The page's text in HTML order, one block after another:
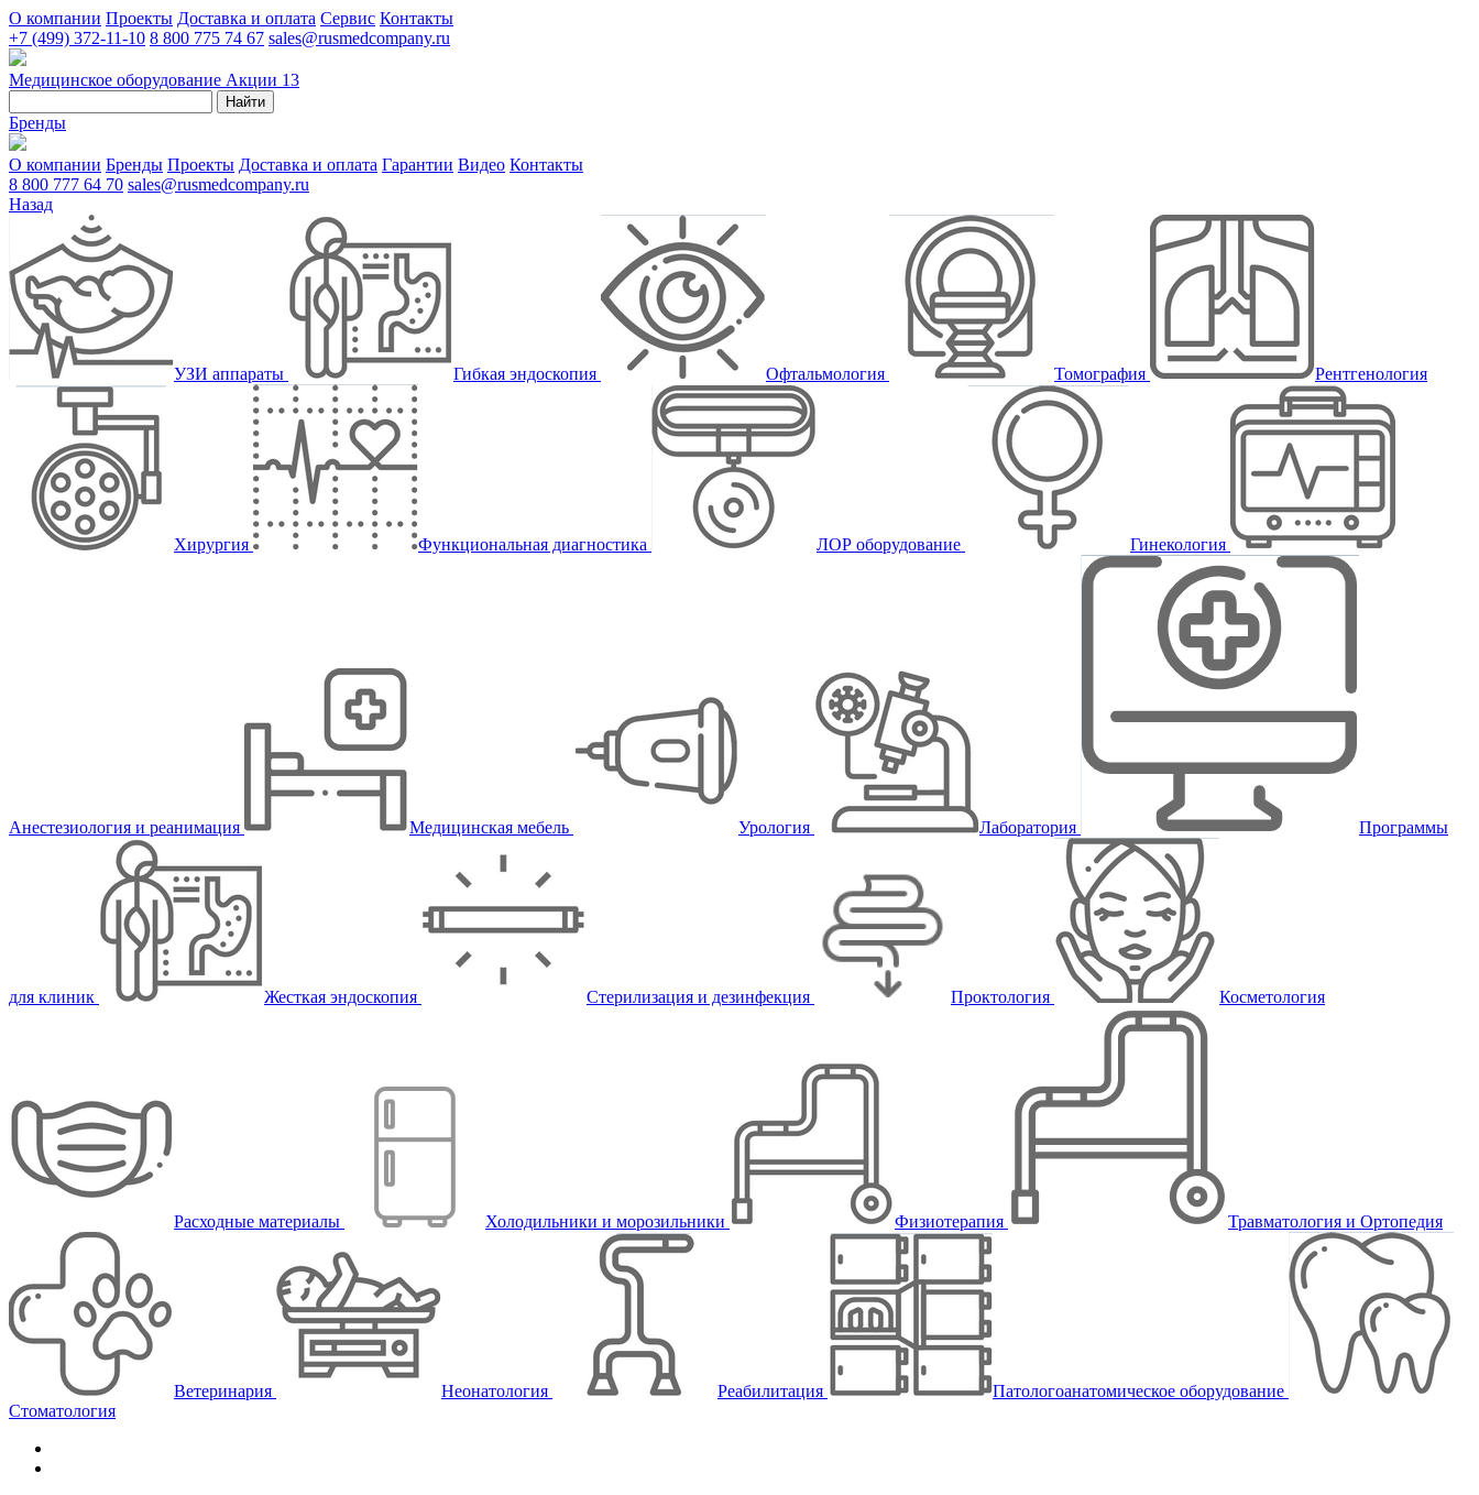
О компании Проекты Доставка и оплата Сервис Контакты
+7 (499) 372-11-10 8 800 775 74 67 sales@rusmedcompany.ru
Медицинское оборудование Акции 13
Найти
Бренды
О компании Бренды Проекты Доставка и оплата Гарантии Видео Контакты
8 800 777 64 70 sales@rusmedcompany.ru
Назад
УЗИ аппараты Гибкая эндоскопия Офтальмология Томография Рентгенология
Хирургия Функциональная диагностика ЛОР оборудование Гинекология
Анестезиология и реанимация Медицинская мебель Урология Лаборатория Программы
для клиник Жесткая эндоскопия Стерилизация и дезинфекция Проктология Косметология
Расходные материалы Холодильники и морозильники Физиотерапия Травматология и Ортопедия
Ветеринария Неонатология Реабилитация
Патологоанатомическое оборудование
Стоматология